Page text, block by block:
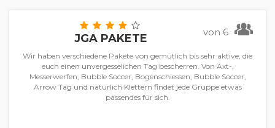
von 6
JGA PAKETE
Wir haben verschiedene Pakete von gemütlich bis sehr aktive, die
euch einen unvergesselichen Tag bescherren. Von Axt-,
Messerwerfen, Bubble Soccer, Bogenschiessen, Bubble Soccer,
Arrow Tag und natürlich Klettern findet jede Gruppe etwas
passendes für sich.